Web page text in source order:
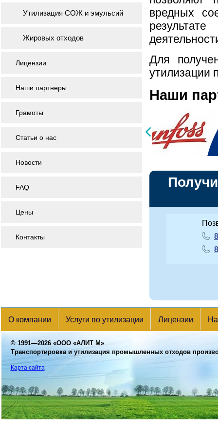
вредных
Для
утилизации
Наши
Утилизация СОЖ и эмульсий
Жировых отходов
Лицензии
Наши партнеры
Грамоты
Статьи о нас
Новости
FAQ
Цены
Контакты
О компании Услуги по утилизации Лицензии
© 1991—2026 «ООО «АЛИТ М»
Транспортировка и утилизация промышленных отходов
Карта сайта